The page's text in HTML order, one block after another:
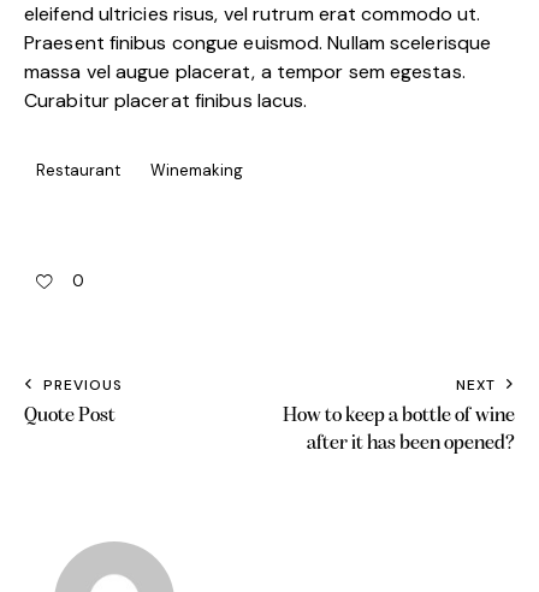
eleifend ultricies risus, vel rutrum erat commodo ut.
Praesent finibus congue euismod. Nullam scelerisque
massa vel augue placerat, a tempor sem egestas.
Curabitur placerat finibus lacus.
Restaurant Winemaking
0
PREVIOUS
Quote Post
NEXT
How to keep a bottle of wine
after it has been opened?